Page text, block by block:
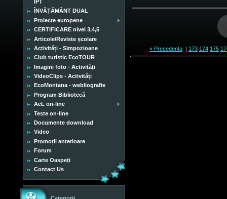
IPT
ÎNVĂȚĂMÂNT DUAL
Proiecte europene
CERTIFICARE nivel 3,4,5
Articole/Reviste școlare
Activități - Simpozioane
Club turistic EcoTOUR
Imagini foto - Activități
VideoClips - Activități
EcoMontana - webliografie
Program Bibliotecă
AeL on-line
Teste on-line
Documente download
Video
Promoții anterioare
Forum
Carte Oaspeți
Contact Us
« Precedenta | 173 174 175